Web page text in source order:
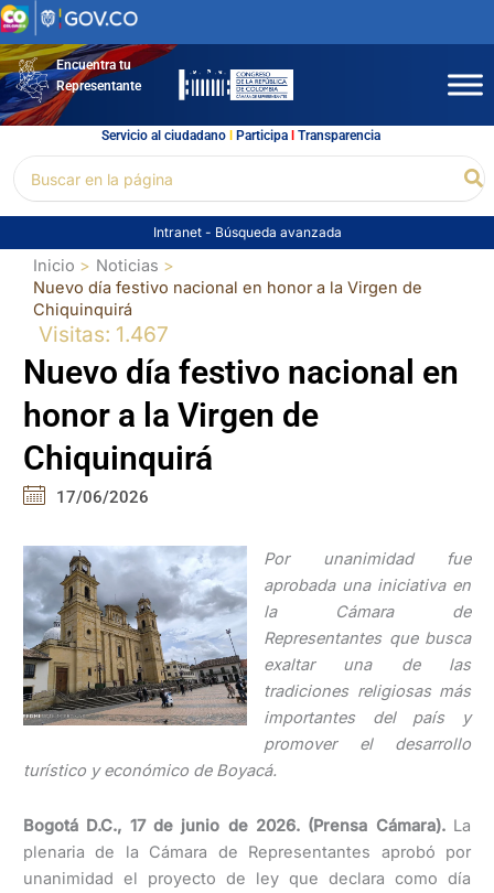
Ir
al
contenidoEncuentra tu
Representante
Servicio al ciudadano l Participal Transparencia
por:
Intranet - Búsqueda avanzada
Inicio
Noticias
Nuevo día festivo nacional en honor a la Virgen de
Chiquinquirá
Visitas: 1.467
Nuevo día festivo nacional en
honor a la Virgen de
Chiquinquirá
17/06/2026
Por unanimidad fue
aprobada una iniciativa en
la Cámara de
Representantes que busca
exaltar una de las
tradiciones religiosas más
importantes del país y
promover el desarrollo
turístico y económico de Boyacá.
Bogotá D.C., 17 de junio de 2026. (Prensa Cámara).La
plenaria de la Cámara de Representantes aprobó por
unanimidad el proyecto de ley que declara como día